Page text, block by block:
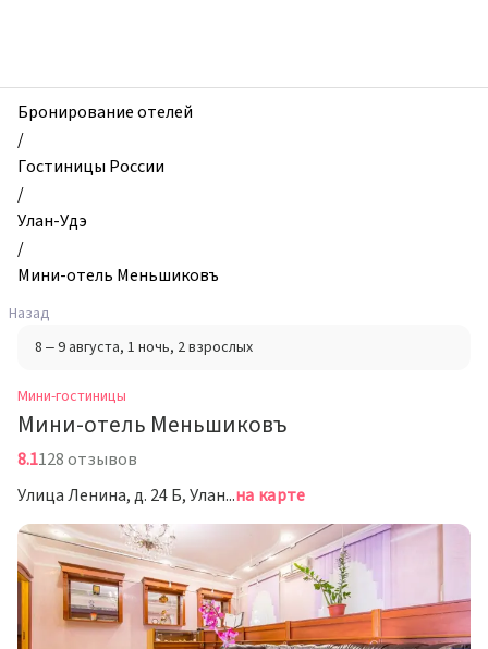
гостиницы,
Мини-
отель
Меньшиковъ,
Улан-
Удэ,
Россия
Бронирование отелей
/
Гостиницы России
/
Улан-Удэ
/
Мини-отель Меньшиковъ
Назад
8 – 9 августа, 1 ночь, 2 взрослых
Мини-гостиницы
Мини-отель Меньшиковъ
8.1128 отзывов
Улица Ленина, д. 24 Б, Улан-Удэна карте